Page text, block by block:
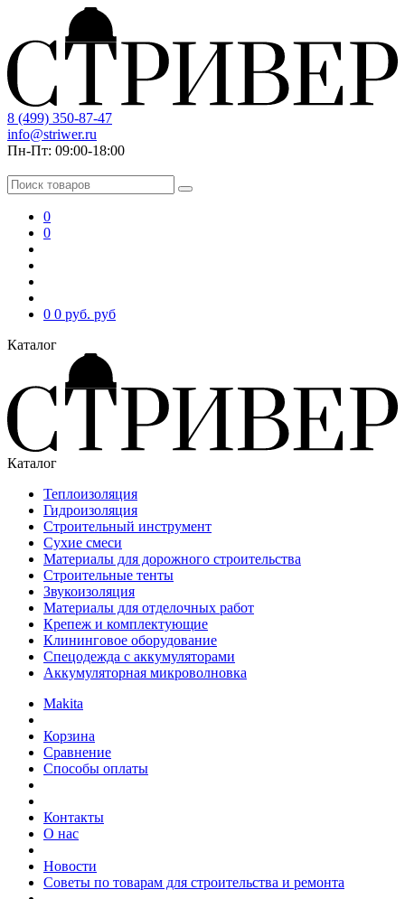
8 (499) 350-87-47
info@striwer.ru
Пн-Пт: 09:00-18:00
0
0
0 0 руб. руб
Каталог
Каталог
Теплоизоляция
Гидроизоляция
Строительный инструмент
Сухие смеси
Материалы для дорожного строительства
Строительные тенты
Звукоизоляция
Материалы для отделочных работ
Крепеж и комплектующие
Клининговое оборудование
Спецодежда с аккумуляторами
Аккумуляторная микроволновка
Makita
Корзина
Сравнение
Способы оплаты
Контакты
О нас
Новости
Советы по товарам для строительства и ремонта